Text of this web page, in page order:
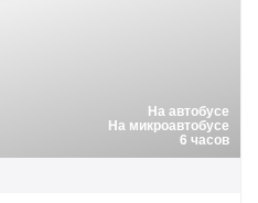
На автобусе
На микроавтобусе
6 часов